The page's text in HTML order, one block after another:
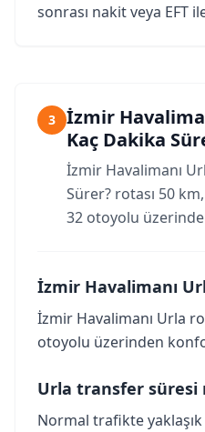
sonrası nakit veya EFT ile
3
İzmir
Kaç Dakika
İzmir Havalimanı
Sürer? rotası 50
32 otoyolu
İzmir Havalimanı
İzmir Havalimanı Urla
otoyolu üzerinden
Urla transfer süresi
Normal trafikte